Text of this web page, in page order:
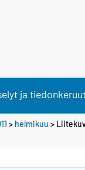
ja
> helmikuu >